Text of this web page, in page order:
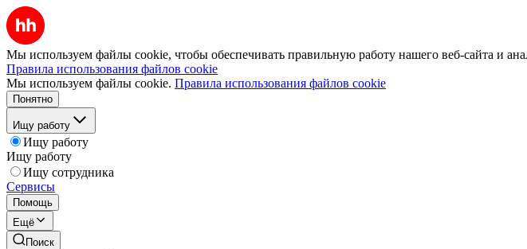
Мы используем файлы cookie, чтобы обеспечивать правильную работу нашего веб-сайта и
Правила использования файлов cookie
Мы используем файлы cookie. Правила использования файлов cookie
Понятно
Ищу работу
Ищу работу
Ищу работу
Ищу сотрудника
Сервисы
Помощь
Ещё
Поиск